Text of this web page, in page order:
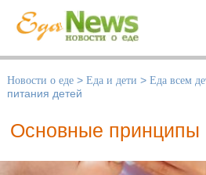
Новости о еде > Еда и дети > Еда всем
питания детей
Основные принципы